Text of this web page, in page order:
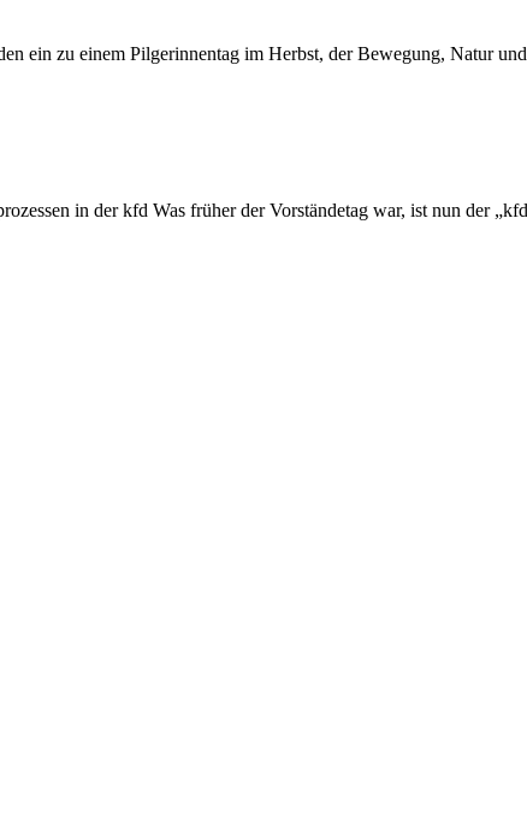
ein zu einem Pilgerinnentag im Herbst, der Bewegung, Natur
in der kfd Was früher der Vorständetag war, ist nun der